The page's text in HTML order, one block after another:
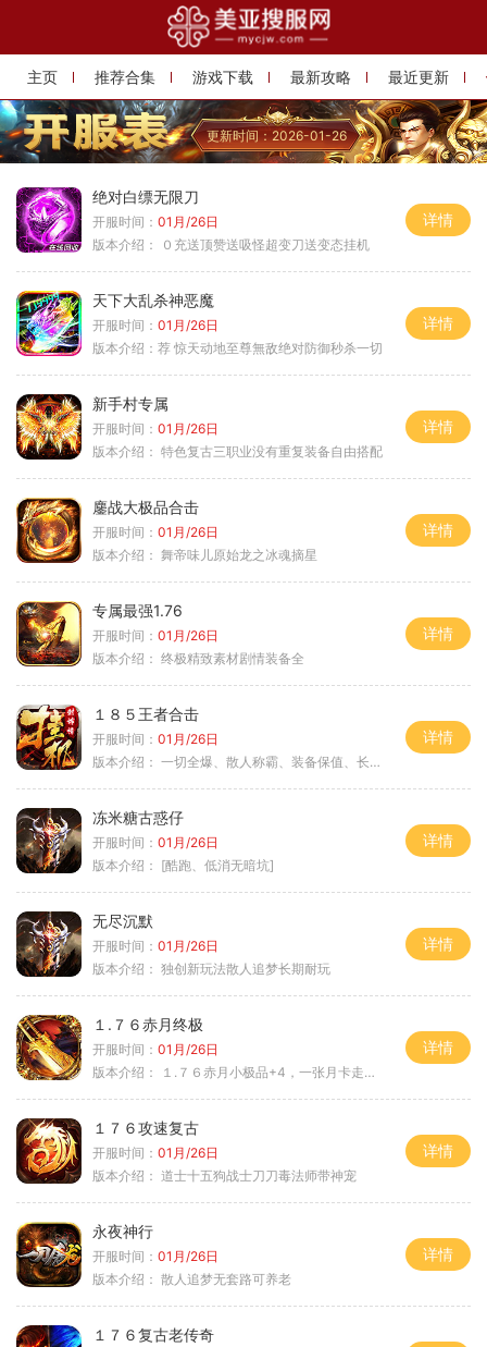
主页 推荐合集 游戏下载 最新攻略 最近更新
更新时间：2026-01-26
绝对白缥无限刀
开服时间： 01月/26日
版本介绍：
０充送顶赞送吸怪超变刀送变态挂机
详情
天下大乱杀神恶魔
开服时间： 01月/26日
版本介绍： 荐 惊天动地至尊無敌绝对防御秒杀一切
详情
新手村专属
开服时间： 01月/26日
版本介绍： 特色复古三职业没有重复装备自由搭配
详情
鏖战大极品合击
开服时间： 01月/26日
版本介绍： 舞帝味儿原始龙之冰魂摘星
详情
专属最强1.76
开服时间： 01月/26日
版本介绍： 终极精致素材剧情装备全
详情
１８５王者合击
开服时间： 01月/26日
版本介绍： 一切全爆、散人称霸、装备保值、长期耐玩
详情
冻米糖古惑仔
开服时间： 01月/26日
版本介绍： [酷跑、低消无暗坑]
详情
无尽沉默
开服时间： 01月/26日
版本介绍： 独创新玩法散人追梦长期耐玩
详情
１.７６赤月终极
开服时间： 01月/26日
版本介绍：
１.７６赤月小极品+4，一张月卡走天涯c
详情
１７６攻速复古
开服时间： 01月/26日
版本介绍： 道士十五狗战士刀刀毒法师带神宠
详情
永夜神行
开服时间： 01月/26日
版本介绍： 散人追梦无套路可养老
详情
１７６复古老传奇